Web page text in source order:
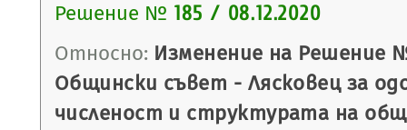
Решение № 185 / 08.12.2020
Относно: Изменение на Решение №
Общински съвет - Лясковец за
численост и структурата на